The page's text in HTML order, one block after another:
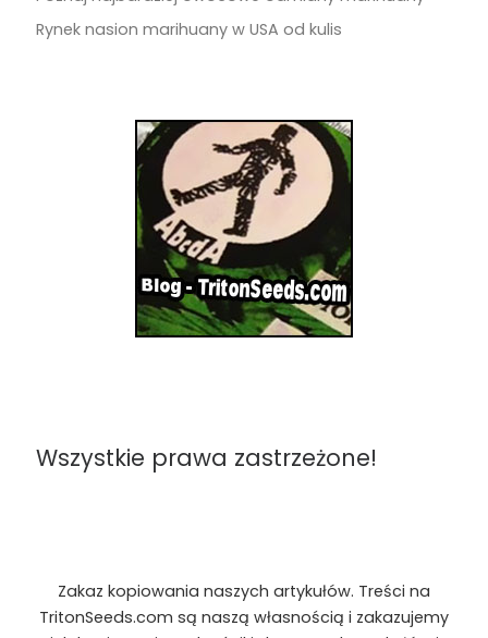
Rynek nasion marihuany w USA od kulis
Wszystkie prawa zastrzeżone!
Zakaz kopiowania naszych artykułów. Treści na
TritonSeeds.com są naszą własnością i zakazujemy